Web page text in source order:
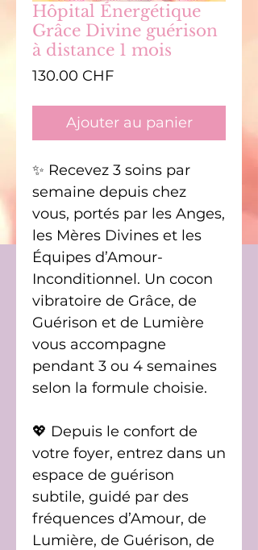
Hôpital Énergétique
Grâce Divine guérison
à distance 1 mois
130.00 CHFPrix
Ajouter au panier
✨ Recevez 3 soins par
semaine depuis chez
vous, portés par les Anges,
les Mères Divines et les
Équipes d’Amour-
Inconditionnel. Un cocon
vibratoire de Grâce, de
Guérison et de Lumière
vous accompagne
pendant 3 ou 4 semaines
selon la formule choisie.
💖 Depuis le confort de
votre foyer, entrez dans un
espace de guérison
subtile, guidé par des
fréquences d’Amour, de
Lumière, de Guérison, de